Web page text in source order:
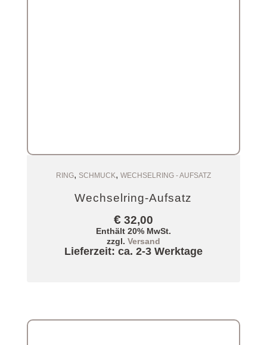
Zum Warenkorb
RING, SCHMUCK, WECHSELRING - AUFSATZ
Wechselring-Aufsatz
€32,00
Enthält 20% MwSt.
zzgl. Versand
Lieferzeit: ca. 2-3 Werktage